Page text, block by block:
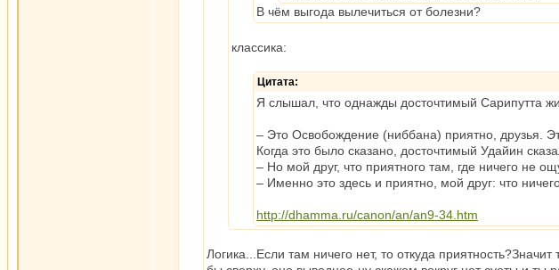
В чём выгода вылечиться от болезни?
классика:
Цитата:
Я слышал, что однажды досточтимый Сарипутта
– Это Освобождение (ниббана) приятно, друзья.
Когда это было сказано, досточтимый Удайин
– Но мой друг, что приятного там, где ничего не
– Именно это здесь и приятно, мой друг: что
http://dhamma.ru/canon/an/an9-34.htm
Логика...Если там ничего нет, то откуда